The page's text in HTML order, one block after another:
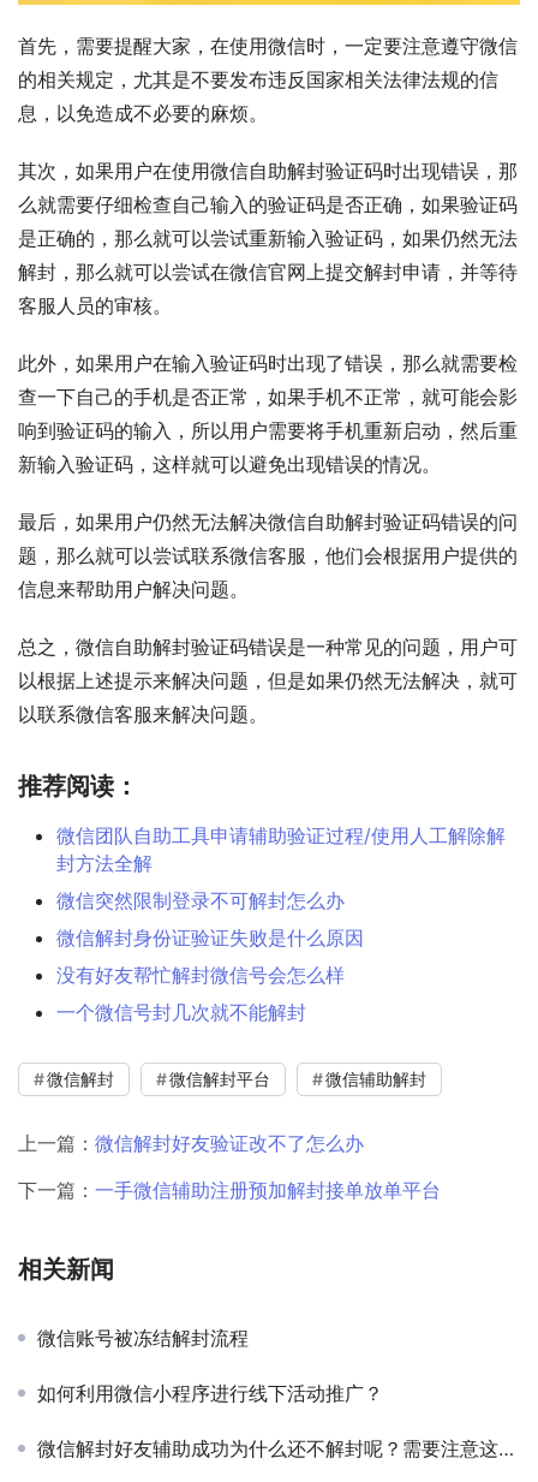
首先，需要提醒大家，在使用微信时，一定要注意遵守微信
的相关规定，尤其是不要发布违反国家相关法律法规的信
息，以免造成不必要的麻烦。
其次，如果用户在使用微信自助解封验证码时出现错误，那
么就需要仔细检查自己输入的验证码是否正确，如果验证码
是正确的，那么就可以尝试重新输入验证码，如果仍然无法
解封，那么就可以尝试在微信官网上提交解封申请，并等待
客服人员的审核。
此外，如果用户在输入验证码时出现了错误，那么就需要检
查一下自己的手机是否正常，如果手机不正常，就可能会影
响到验证码的输入，所以用户需要将手机重新启动，然后重
新输入验证码，这样就可以避免出现错误的情况。
最后，如果用户仍然无法解决微信自助解封验证码错误的问
题，那么就可以尝试联系微信客服，他们会根据用户提供的
信息来帮助用户解决问题。
总之，微信自助解封验证码错误是一种常见的问题，用户可
以根据上述提示来解决问题，但是如果仍然无法解决，就可
以联系微信客服来解决问题。
推荐阅读：
微信团队自助工具申请辅助验证过程/使用人工解除解
封方法全解
微信突然限制登录不可解封怎么办
微信解封身份证验证失败是什么原因
没有好友帮忙解封微信号会怎么样
一个微信号封几次就不能解封
微信解封 微信解封平台 微信辅助解封
上一篇： 微信解封好友验证改不了怎么办
下一篇： 一手微信辅助注册预加解封接单放单平台
相关新闻
微信账号被冻结解封流程
如何利用微信小程序进行线下活动推广？
微信解封好友辅助成功为什么还不解封呢？需要注意这四点！